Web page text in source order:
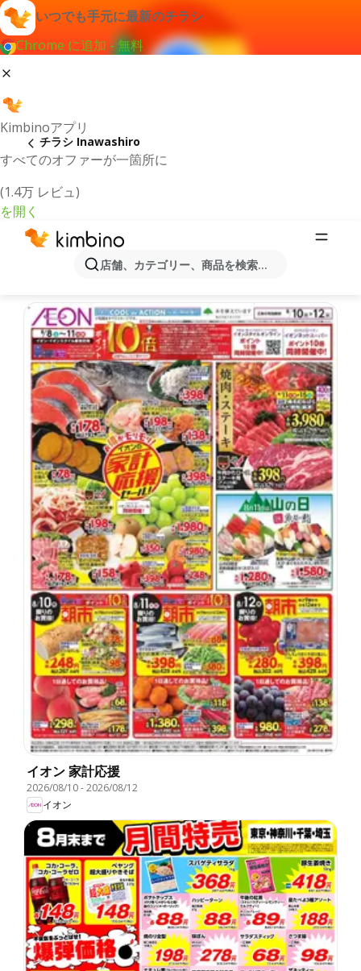
いつでも手元に最新のチラシ
Chrome に追加 - 無料
Kimbinoアプリ
すべてのオファーが一箇所に
(1.4万 レビュ)
を開く
店舗、カテゴリー、商品を検索...
チラシ Inawashiro
最新のチラシとオファーInawashiro
イオン 家計応援
2026/08/10-2026/08/12
イオン